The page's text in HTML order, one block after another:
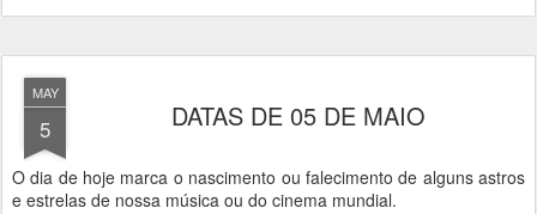
MAY
5 DATAS DE 05 DE MAIO
O dia de hoje marca o nascimento ou falecimento de alguns astros
e estrelas de nossa música ou do cinema mundial.